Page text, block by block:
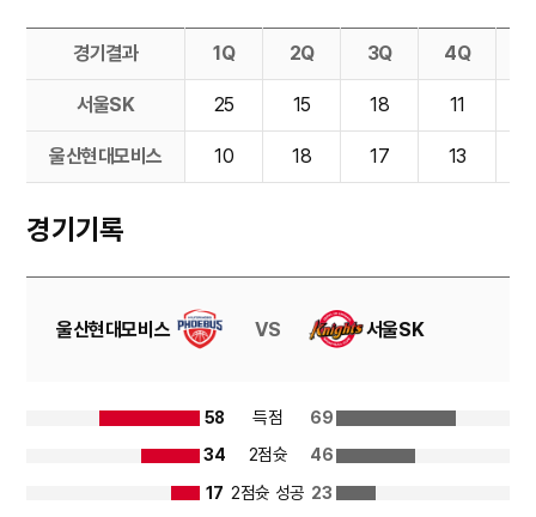
경기결과 1Q 2Q 3Q 4Q
서울SK 25 15 18 11
울산현대모비스 10 18 17 13
경기기록
울산현대모비스
58
34
17
VS
득점
2점슛
2점슛 성공
서울SK
69
46
23